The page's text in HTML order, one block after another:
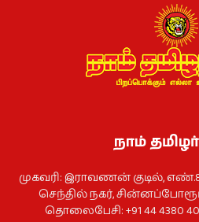
நாம்
முகவரி: இராவணன் குடில்,
செந்தில் நகர்,
தொலைபேசி: +91 44 4380